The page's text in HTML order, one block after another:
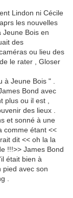
Lindon ni Cécile
les nouvelles
Jeune Bois en
des
ou lieu des
le rater , Gloser
Jeune Bois " .
Bond avec
ou il est ,
des lieux .
et sonné à une
comme étant <<
dit << oh la la
!!!>> James Bond
était bien à
pied avec son
.